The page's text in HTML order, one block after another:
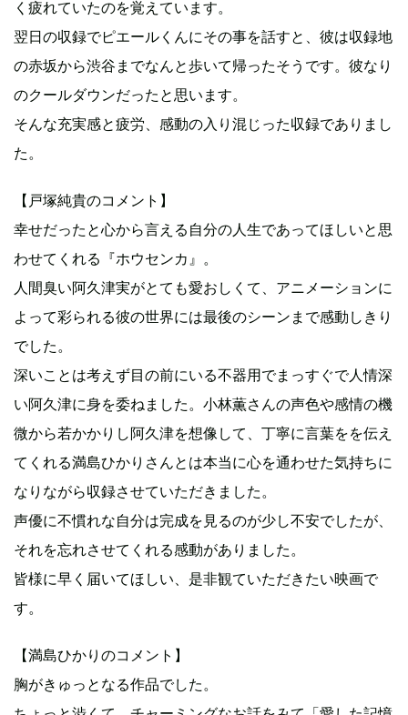
く疲れていたのを覚えています。
翌⽇の収録でピエールくんにその事を話すと、彼は収録地
の⾚坂から渋⾕までなんと歩いて帰ったそうです。彼なり
のクールダウンだったと思います。
そんな充実感と疲労、感動の⼊り混じった収録でありまし
た。
【戸塚純貴のコメント】
幸せだったと心から言える自分の人生であってほしいと思
わせてくれる『ホウセンカ』。
人間臭い阿久津実がとても愛おしくて、アニメーションに
よって彩られる彼の世界には最後のシーンまで感動しきり
でした。
深いことは考えず目の前にいる不器用でまっすぐで人情深
い阿久津に身を委ねました。小林薫さんの声色や感情の機
微から若かかりし阿久津を想像して、丁寧に言葉をを伝え
てくれる満島ひかりさんとは本当に心を通わせた気持ちに
なりながら収録させていただきました。
声優に不慣れな自分は完成を見るのが少し不安でしたが、
それを忘れさせてくれる感動がありました。
皆様に早く届いてほしい、是非観ていただきたい映画で
す。
【満島ひかりのコメント】
胸がきゅっとなる作品でした。